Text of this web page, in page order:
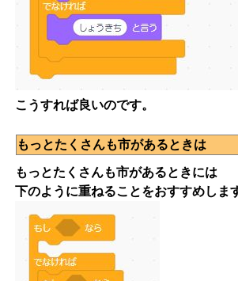
こうすれば良いのです。
もっとたくさんも市があるときは
もっとたくさんも市があるときには
下のように重ねることをおすすめしま